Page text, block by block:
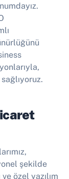
şekilde
özel yazılım